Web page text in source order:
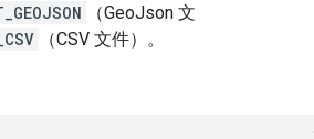
（GeoJson 文
（CSV 文件）。